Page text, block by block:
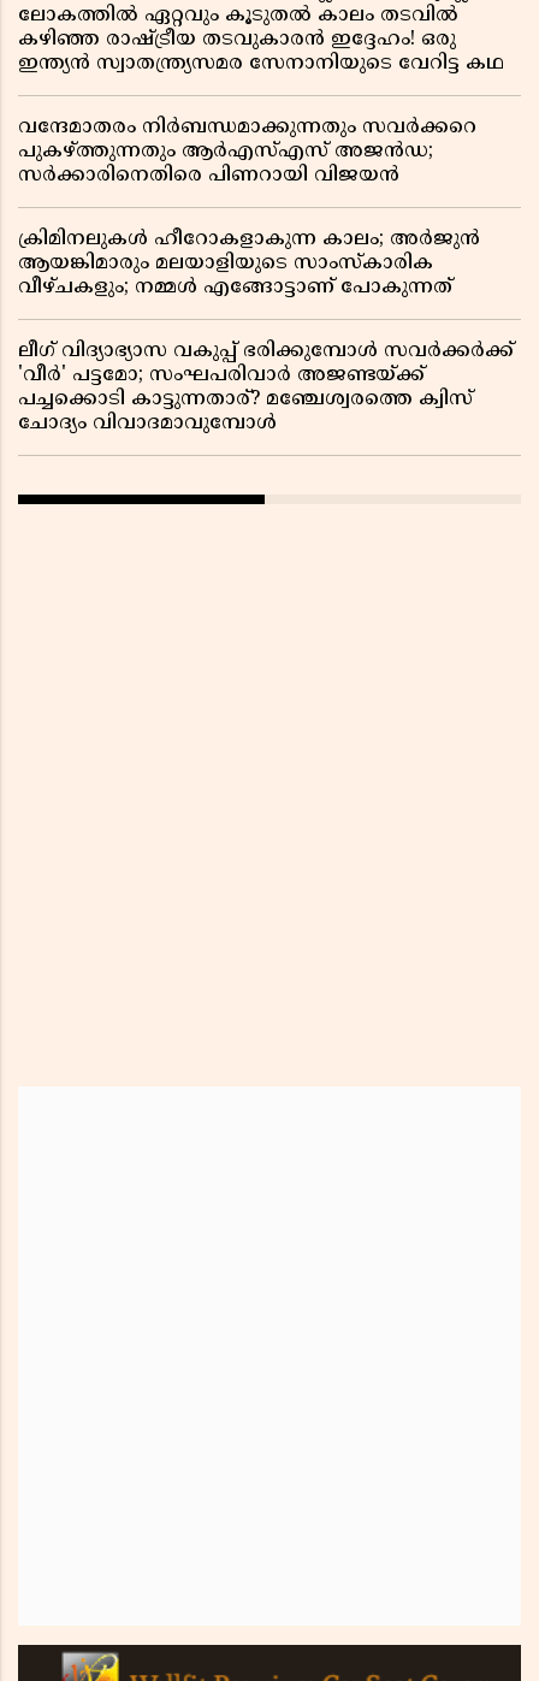
ലോകത്തിൽ ഏറ്റവും കൂടുതൽ കാലം തടവിൽ
കഴിഞ്ഞ രാഷ്ട്രീയ തടവുകാരൻ ഇദ്ദേഹം! ഒരു
ഇന്ത്യൻ സ്വാതന്ത്ര്യസമര സേനാനിയുടെ വേറിട്ട കഥ
വന്ദേമാതരം നിർബന്ധമാക്കുന്നതും സവർക്കറെ
പുകഴ്ത്തുന്നതും ആർഎസ്എസ് അജൻഡ;
സർക്കാരിനെതിരെ പിണറായി വിജയൻ
ക്രിമിനലുകൾ ഹീറോകളാകുന്ന കാലം; അർജുൻ
ആയങ്കിമാരും മലയാളിയുടെ സാംസ്കാരിക
വീഴ്ചകളും; നമ്മൾ എങ്ങോട്ടാണ് പോകുന്നത്
ലീഗ് വിദ്യാഭ്യാസ വകുപ്പ് ഭരിക്കുമ്പോൾ സവർക്കർക്ക്
'വീർ' പട്ടമോ; സംഘപരിവാർ അജണ്ടയ്ക്ക്
പച്ചക്കൊടി കാട്ടുന്നതാര്? മഞ്ചേശ്വരത്തെ ക്വിസ്
ചോദ്യം വിവാദമാവുമ്പോൾ